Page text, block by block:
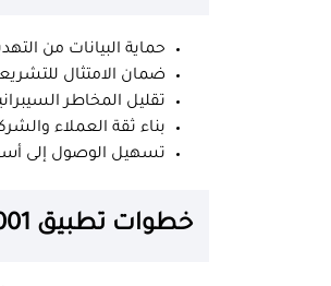
حماية البيانات من
ضمان الامتثال
تقليل المخاطر
بناء ثقة العملاء
تسهيل الوصول إلى
خطوات تطبيق ISO 27001 أمن المعلومات